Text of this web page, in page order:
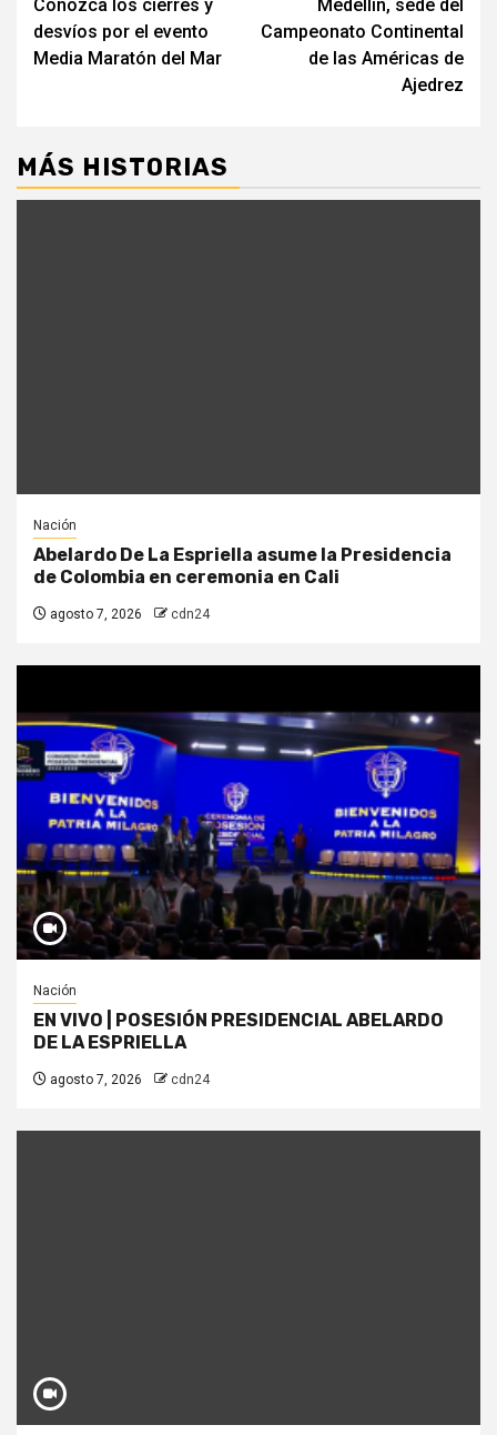
leyendo
Conozca los cierres y
desvíos por el evento
Media Maratón del Mar
Medellín, sede del
Campeonato Continental
de las Américas de
Ajedrez
MÁS HISTORIAS
Nación
Abelardo De La Espriella asume la Presidencia
de Colombia en ceremonia en Cali
agosto 7, 2026 cdn24
Nación
EN VIVO | POSESIÓN PRESIDENCIAL ABELARDO
DE LA ESPRIELLA
agosto 7, 2026 cdn24